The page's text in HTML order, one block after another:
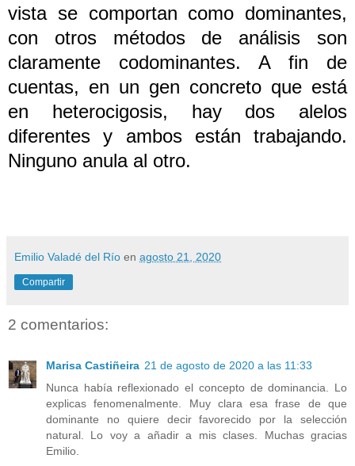
vista se comportan como dominantes,
con otros métodos de análisis son
claramente codominantes. A fin de
cuentas, en un gen concreto que está
en heterocigosis, hay dos alelos
diferentes y ambos están trabajando.
Ninguno anula al otro.
Emilio Valadé del Río en agosto 21, 2020
Compartir
2 comentarios:
Marisa Castiñeira 21 de agosto de 2020 a las 11:33
Nunca había reflexionado el concepto de dominancia. Lo
explicas fenomenalmente. Muy clara esa frase de que
dominante no quiere decir favorecido por la selección
natural. Lo voy a añadir a mis clases. Muchas gracias
Emilio.